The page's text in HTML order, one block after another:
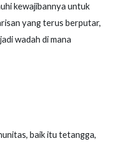
kewajibannya untuk
yang terus berputar,
wadah di mana
baik itu tetangga,